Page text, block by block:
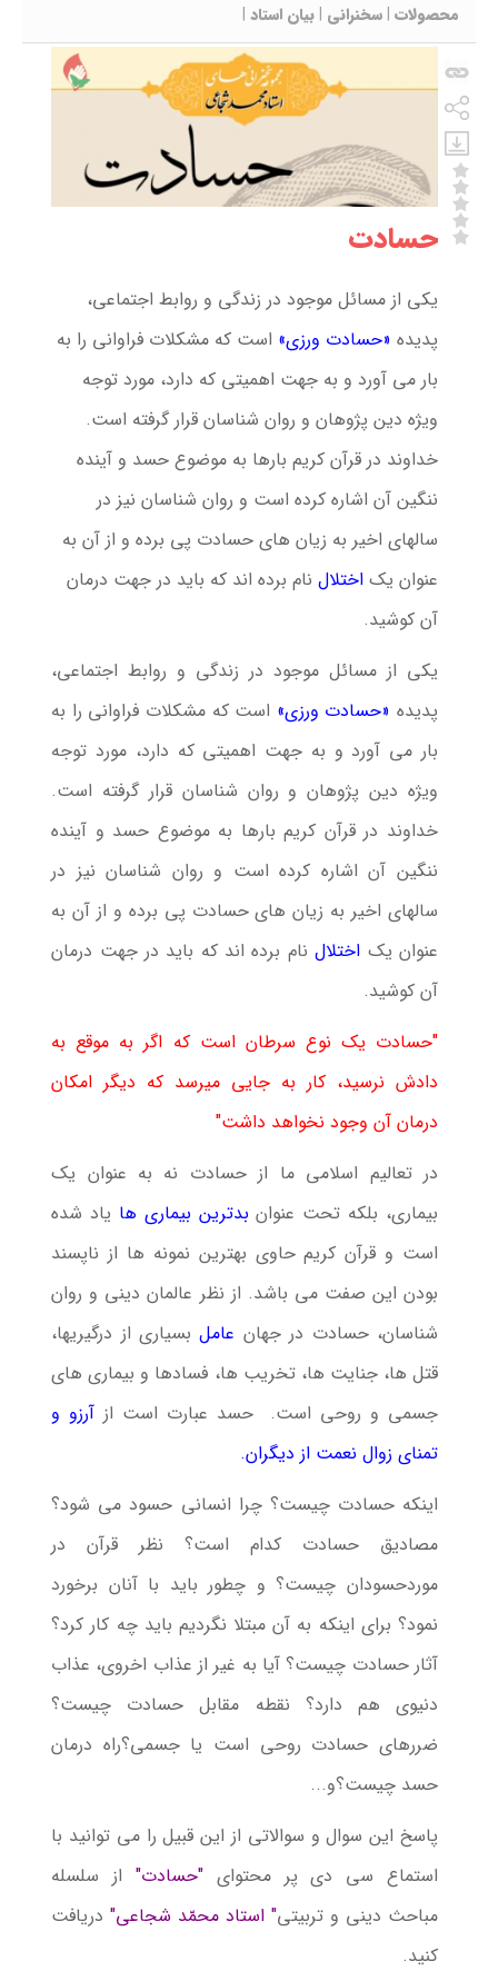
محصولات | سخنرانی | بیان استاد |
حسادت
يكى از مسائل موجود در زندگى و روابط اجتماعى،
پديده «حسادت ورزى» است كه مشكلات فراوانى را به
بار مى آورد و به جهت اهميتى كه دارد، مورد توجه
ويژه دين پژوهان و روان شناسان قرار گرفته است.
خداوند در قرآن کریم بارها به موضوع حسد و آینده
ننگین آن اشاره کرده است و روان شناسان نیز در
سالهای اخیر به زیان های حسادت پی برده و از آن به
عنوان یک اختلال نام برده اند که باید در جهت درمان
آن کوشید.
یكى از مسائل موجود در زندگى و روابط اجتماعى،
پدیده «حسادت ورزى» است كه مشكلات فراوانى را به
بار مى آورد و به جهت اهمیتى كه دارد، مورد توجه
ویژه دین پژوهان و روان شناسان قرار گرفته است.
خداوند در قرآن کریم بارها به موضوع حسد و آینده
ننگین آن اشاره کرده است و روان شناسان نیز در
سالهای اخیر به زیان های حسادت پی برده و از آن به
عنوان یک اختلالنام برده اند که باید در جهت درمان
آن کوشید.
"حسادت یک نوع سرطان است که اگر به موقع به
دادش نرسید، کار به جایی میرسد که دیگر امکان
درمان آن وجود نخواهد داشت"
در تعالیم اسلامی ما از حسادت نه به عنوان یک
بیماری، بلکه تحت عنوان بدترین بیماری ها یاد شده
است و قرآن کریم حاوی بهترین نمونه ها از ناپسند
بودن این صفت می باشد. از نظر عالمان دینی و روان
شناسان، حسادت در جهان عامل بسیاری از درگیریها،
قتل ها، جنایت ها، تخریب ها، فسادها و بیماری های
جسمی و روحی است. حسد عبارت است از آرزو و
تمنای زوال نعمت از دیگران.
اینکه حسادت چیست؟ چرا انسانی حسود می شود؟
مصادیق حسادت کدام است؟ نظر قرآن در
موردحسودان چیست؟ و چطور باید با آنان برخورد
نمود؟ برای اینکه به آن مبتلا نگردیم باید چه کار کرد؟
آثار حسادت چیست؟ آیا به غیر از عذاب اخروی، عذاب
دنیوی هم دارد؟ نقطه مقابل حسادت چیست؟
ضررهای حسادت روحی است یا جسمی؟راه درمان
حسد چیست؟و...
پاسخ این سوال و سوالاتی از این قبیل را می توانید با
استماع سی دی پر محتوای "حسادت" از سلسله
مباحث دینی و تربیتی" استاد محمّد شجاعی"دریافت
کنید.